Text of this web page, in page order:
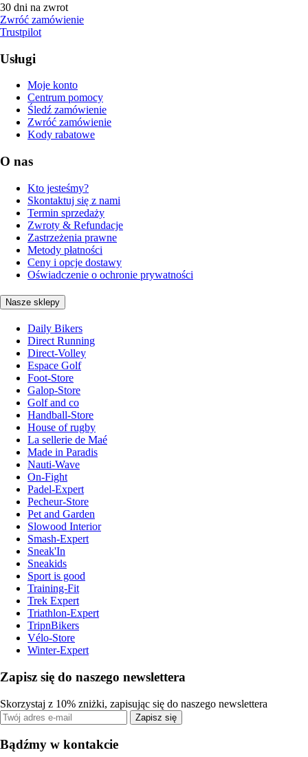
30 dni na zwrot
Zwróć zamówienie
Trustpilot
Usługi
Moje konto
Centrum pomocy
Śledź zamówienie
Zwróć zamówienie
Kody rabatowe
O nas
Kto jesteśmy?
Skontaktuj się z nami
Termin sprzedaży
Zwroty & Refundacje
Zastrzeżenia prawne
Metody płatności
Ceny i opcje dostawy
Oświadczenie o ochronie prywatności
Nasze sklepy
Daily Bikers
Direct Running
Direct-Volley
Espace Golf
Foot-Store
Galop-Store
Golf and co
Handball-Store
House of rugby
La sellerie de Maé
Made in Paradis
Nauti-Wave
On-Fight
Padel-Expert
Pecheur-Store
Pet and Garden
Slowood Interior
Smash-Expert
Sneak'In
Sneakids
Sport is good
Training-Fit
Trek Expert
Triathlon-Expert
TripnBikers
Vélo-Store
Winter-Expert
Zapisz się do naszego newslettera
Skorzystaj z 10% zniżki, zapisując się do naszego newslettera
Zapisz się
Bądźmy w kontakcie